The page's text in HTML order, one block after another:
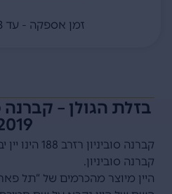
זמן אספקה - עד 3 ימי עסקים
קברנה
קברנה סוביניון.
היין מיוצר מהכרמים של “תל